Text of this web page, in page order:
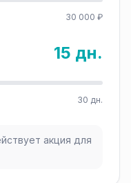
30 000 ₽
15 дн.
30 дн.
акция для